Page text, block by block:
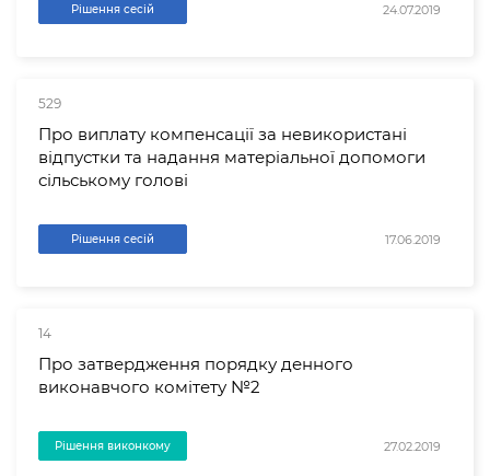
Рішення сесій 24.07.2019
529
Про виплату компенсації за невикористані
відпустки та надання матеріальної допомоги
сільському голові
Рішення сесій 17.06.2019
14
Про затвердження порядку денного
виконавчого комітету №2
Рішення виконкому 27.02.2019